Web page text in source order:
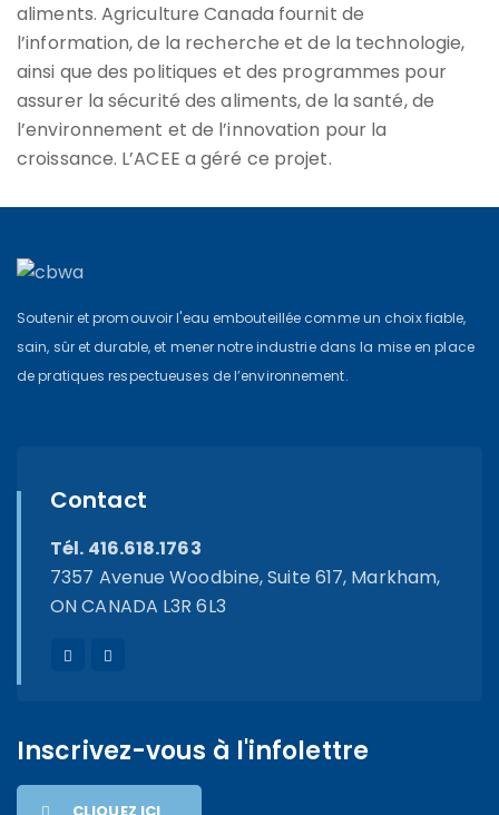
aliments. Agriculture Canada fournit de
l’information, de la recherche et de la technologie,
ainsi que des politiques et des programmes pour
assurer la sécurité des aliments, de la santé, de
l’environnement et de l’innovation pour la
croissance. L’ACEE a géré ce projet.
Soutenir et promouvoir l'eau embouteillée comme un choix fiable,
sain, sûr et durable, et mener notre industrie dans la mise en place
de pratiques respectueuses de l’environnement.
Contact
Tél. 416.618.1763
7357 Avenue Woodbine, Suite 617, Markham,
ON CANADA L3R 6L3
Inscrivez-vous à l'infolettre